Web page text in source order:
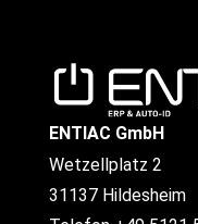
ENTIAC GmbH
Wetzellplatz 2
31137 Hildesheim